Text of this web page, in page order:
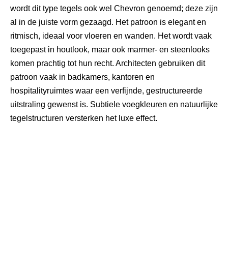
wordt dit type tegels ook wel Chevron genoemd; deze zijn
al in de juiste vorm gezaagd. Het patroon is elegant en
ritmisch, ideaal voor vloeren en wanden. Het wordt vaak
toegepast in houtlook, maar ook marmer- en steenlooks
komen prachtig tot hun recht. Architecten gebruiken dit
patroon vaak in badkamers, kantoren en
hospitalityruimtes waar een verfijnde, gestructureerde
uitstraling gewenst is. Subtiele voegkleuren en natuurlijke
tegelstructuren versterken het luxe effect.